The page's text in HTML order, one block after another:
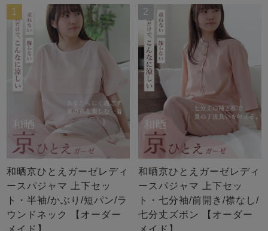
売れ筋ランキング
- Item Ranking -
新着商品
- New Arrival -
すべての季節のパジャマ一覧はこちら
ガールズ前開
き
ガールズかぶ
ボーイズ長袖
ボーイズ半袖
ボーイズ前開
き
ボーイズかぶ
り
ガールズ ガールズ ボーイズ ボーイズ
1
和晒京ひとえガーゼレディ
ースパジャマ 上下セッ
ト・半袖/かぶり/短パン/ラ
ウンドネック 【オーダー
メイド】
2
和晒京ひとえガーゼレディ
ースパジャマ 上下セッ
ト・七分袖/前開き/襟なし/
七分丈ズボン 【オーダー
メイド】